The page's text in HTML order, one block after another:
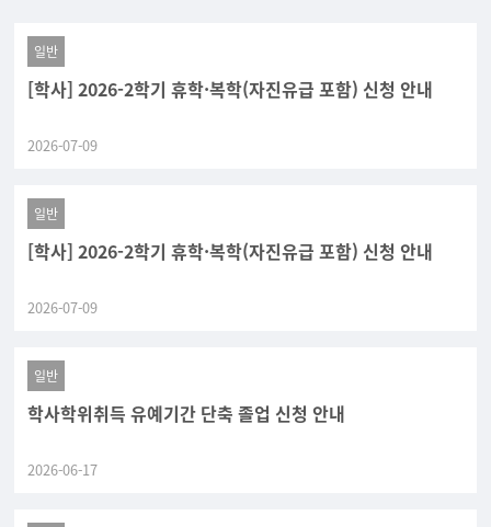
일반
[학사] 2026-2학기 휴학·복학(자진유급 포함) 신청 안내
2026-07-09
일반
[학사] 2026-2학기 휴학·복학(자진유급 포함) 신청 안내
2026-07-09
일반
학사학위취득 유예기간 단축 졸업 신청 안내
2026-06-17